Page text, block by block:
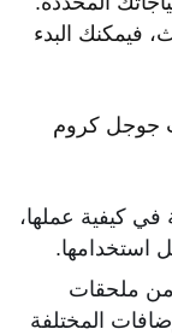
فيمكنك البدء
جوجل كروم
كيفية عملها،
استخدامها.
من ملحقات
المختلفة